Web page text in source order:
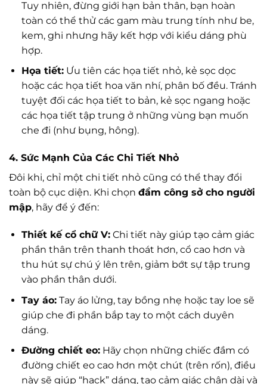
Tuy nhiên, đừng giới hạn bản thân, bạn hoàn
toàn có thể thử các gam màu trung tính như be,
kem, ghi nhưng hãy kết hợp với kiểu dáng phù
hợp.
Họa tiết:Ưu tiên các họa tiết nhỏ, kẻ sọc dọc
hoặc các họa tiết hoa văn nhí, phân bố đều. Tránh
tuyệt đối các họa tiết to bản, kẻ sọc ngang hoặc
các họa tiết tập trung ở những vùng bạn muốn
che đi (như bụng, hông).
4. Sức Mạnh Của Các Chi Tiết Nhỏ
Đôi khi, chỉ một chi tiết nhỏ cũng có thể thay đổi
toàn bộ cục diện. Khi chọn đầm công sở cho người
mập, hãy để ý đến:
Thiết kế cổ chữ V:Chi tiết này giúp tạo cảm giác
phần thân trên thanh thoát hơn, cổ cao hơn và
thu hút sự chú ý lên trên, giảm bớt sự tập trung
vào phần thân dưới.
Tay áo:Tay áo lửng, tay bồng nhẹ hoặc tay loe sẽ
giúp che đi phần bắp tay to một cách duyên
dáng.
Đường chiết eo:Hãy chọn những chiếc đầm có
đường chiết eo cao hơn một chút (trên rốn), điều
này sẽ giúp “hack” dáng, tạo cảm giác chân dài và